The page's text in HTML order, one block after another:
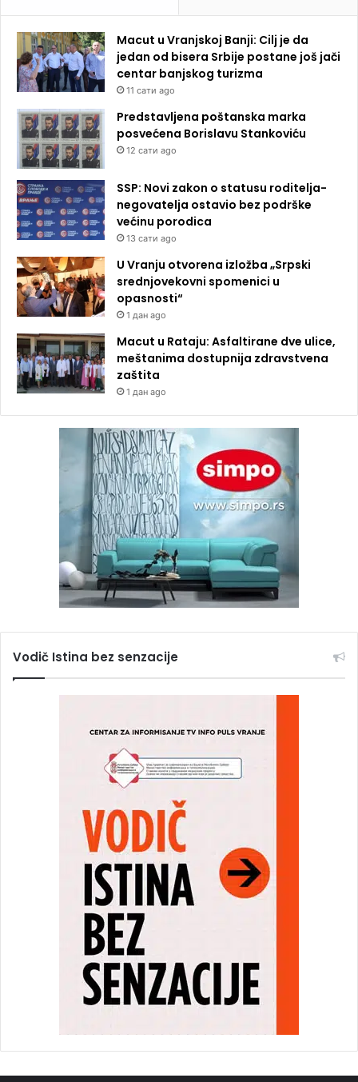
Macut u Vranjskoj Banji: Cilj je da
jedan od bisera Srbije postane još jači
centar banjskog turizma
11 сати ago
Predstavljena poštanska marka
posvećena Borislavu Stankoviću
12 сати ago
SSP: Novi zakon o statusu roditelja-
negovatelja ostavio bez podrške
većinu porodica
13 сати ago
U Vranju otvorena izložba „Srpski
srednjovekovni spomenici u
opasnosti“
1 дан ago
Macut u Rataju: Asfaltirane dve ulice,
meštanima dostupnija zdravstvena
zaštita
1 дан ago
Vodič Istina bez senzacije